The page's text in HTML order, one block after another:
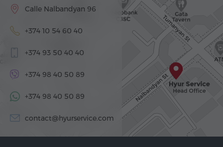
Calle Nalbandyan 96
+374 10 54 60 40
+374 93 50 40 40
+374 98 40 50 89
+374 98 40 50 89
contact@hyurservice.com